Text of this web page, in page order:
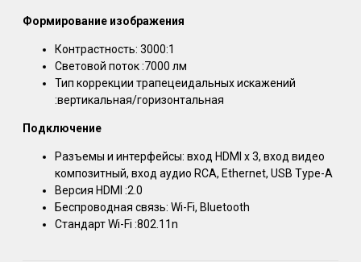
Формирование изображения
Контрастность: 3000:1
Световой поток :7000 лм
Тип коррекции трапецеидальных искажений
:вертикальная/горизонтальная
Подключение
Разъемы и интерфейсы: вход HDMI x 3, вход видео
композитный, вход аудио RCA, Ethernet, USB Type-A
Версия HDMI :2.0
Беспроводная связь: Wi-Fi, Bluetooth
Стандарт Wi-Fi :802.11n